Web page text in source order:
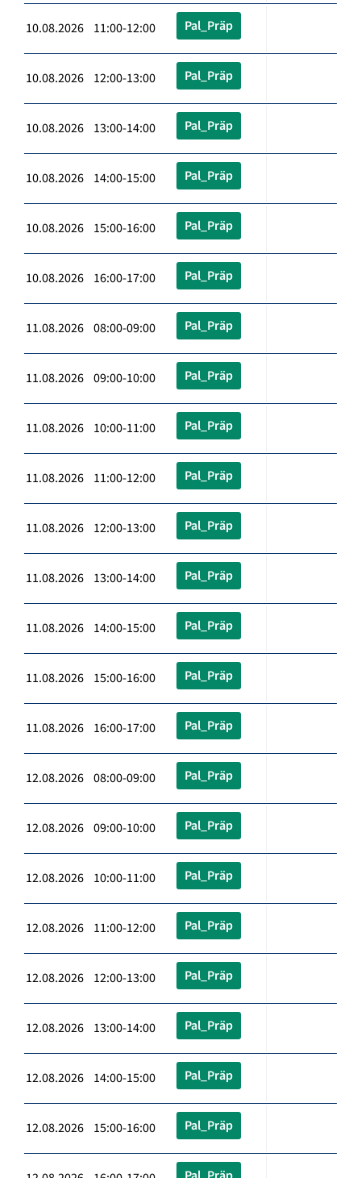
10.08.2026 11:00-12:00 Pal_Präp
10.08.2026 12:00-13:00 Pal_Präp
10.08.2026 13:00-14:00 Pal_Präp
10.08.2026 14:00-15:00 Pal_Präp
10.08.2026 15:00-16:00 Pal_Präp
10.08.2026 16:00-17:00 Pal_Präp
11.08.2026 08:00-09:00 Pal_Präp
11.08.2026 09:00-10:00 Pal_Präp
11.08.2026 10:00-11:00 Pal_Präp
11.08.2026 11:00-12:00 Pal_Präp
11.08.2026 12:00-13:00 Pal_Präp
11.08.2026 13:00-14:00 Pal_Präp
11.08.2026 14:00-15:00 Pal_Präp
11.08.2026 15:00-16:00 Pal_Präp
11.08.2026 16:00-17:00 Pal_Präp
12.08.2026 08:00-09:00 Pal_Präp
12.08.2026 09:00-10:00 Pal_Präp
12.08.2026 10:00-11:00 Pal_Präp
12.08.2026 11:00-12:00 Pal_Präp
12.08.2026 12:00-13:00 Pal_Präp
12.08.2026 13:00-14:00 Pal_Präp
12.08.2026 14:00-15:00 Pal_Präp
12.08.2026 15:00-16:00 Pal_Präp